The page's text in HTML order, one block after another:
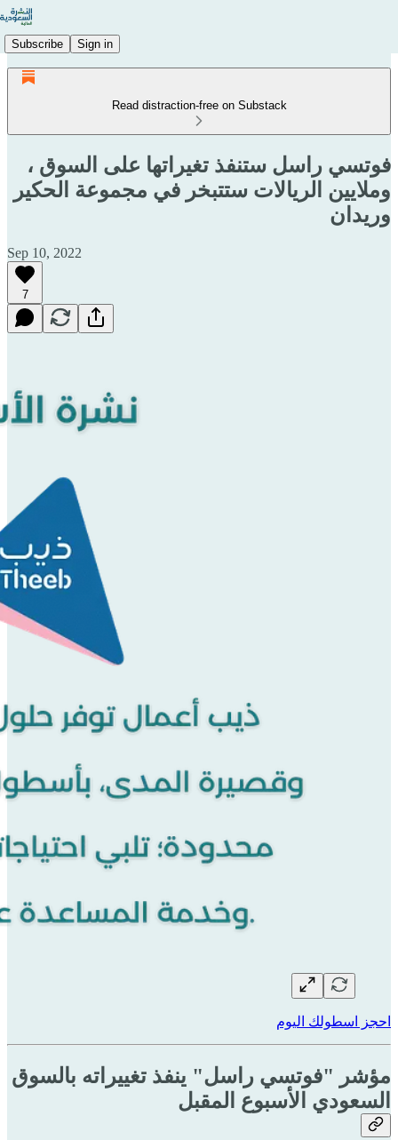
Subscribe Sign in
Read distraction-free on Substack
فوتسي راسل ستنفذ تغيراتها على السوق ،
وملايين الريالات ستتبخر في مجموعة الحكير
وريدان
Sep 10, 2022
7
احجز اسطولك اليوم
مؤشر "فوتسي راسل" ينفذ تغييراته بالسوق
السعودي الأسبوع المقبل